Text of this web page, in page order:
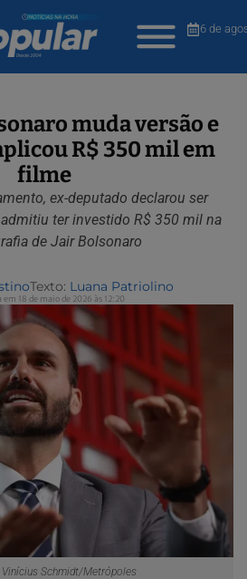
6 de
muda versão e
R$ 350 mil em
filme
ex-deputado declarou ser
ter investido R$ 350 mil na
de Jair Bolsonaro
Texto: Luana Patriolino
em 18 de maio de 2026 às 12:20
Schmidt/Metrópoles